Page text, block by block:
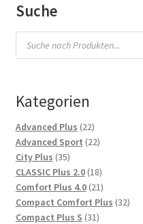
Suche
Products
search
Kategorien
Advanced Plus 2222
Produkte
Advanced Sport 2222
City Plus 3535
Produkte
CLASSIC Plus 2.0 1818
Produkte
Comfort Plus 4.0 2121
Produkte
Compact Comfort Plus 3232
Compact Plus S 3131